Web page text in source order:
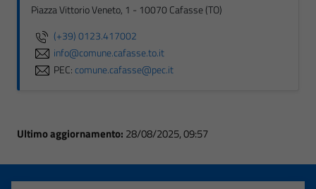
Piazza Vittorio Veneto, 1 - 10070 Cafasse (TO)
(+39) 0123.417002
info@comune.cafasse.to.it
PEC:comune.cafasse@pec.it
Ultimo aggiornamento: 28/08/2025, 09:57